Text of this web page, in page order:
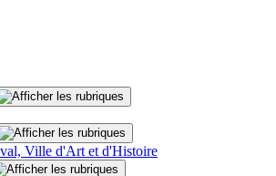
Ville d'Art et d'Histoire